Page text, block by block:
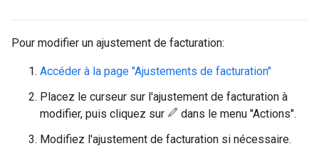
Pour modifier un ajustement de facturation:
Accéder à la page "Ajustements de facturation"
Placez le curseur sur l'ajustement de facturation à
modifier, puis cliquez sur
dans le menu "Actions".
Modifiez l'ajustement de facturation si nécessaire.